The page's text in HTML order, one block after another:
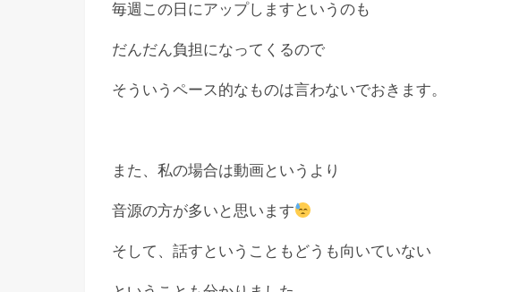
毎週この日にアップしますというのも
だんだん負担になってくるので
そういうペース的なものは言わないでおきます。
また、私の場合は動画というより
音源の方が多いと思います
そして、話すということもどうも向いていない